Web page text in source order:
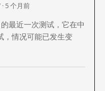
5 个月前
最近一次测试，它在中
，情况可能已发生变